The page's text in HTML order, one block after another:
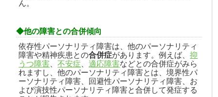
ん。
◆他の障害との合併傾向
依存性パーソナリティ障害は、他のパーソナリティ
障害や精神疾患との合併症があります。例えば、抑
うつ障害 、不安症 、適応障害などとの合併症がみら
れますし、他のパーソナリティ障害とは、境界性パ
ーソナリティ障害、回避性パーソナリティ障害、お
よび演技性パーソナリティ障害と合併して発症する